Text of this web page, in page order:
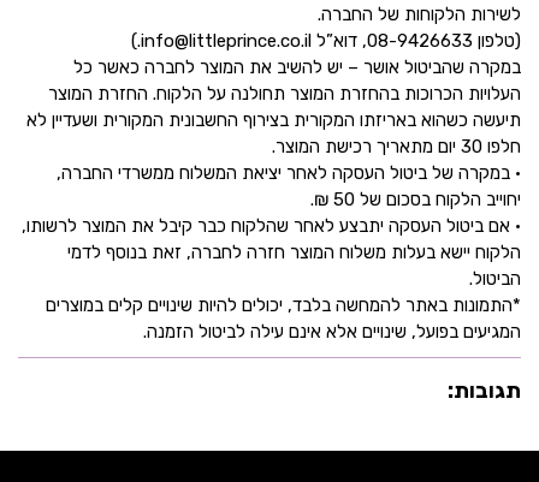
לשירות הלקוחות של החברה.
(טלפון 08-9426633, דוא”ל info@littleprince.co.il.)
במקרה שהביטול אושר – יש להשיב את המוצר לחברה כאשר כל
העלויות הכרוכות בהחזרת המוצר תחולנה על הלקוח. החזרת המוצר
תיעשה כשהוא באריזתו המקורית בצירוף החשבונית המקורית ושעדיין לא
חלפו 30 יום מתאריך רכישת המוצר.
• במקרה של ביטול העסקה לאחר יציאת המשלוח ממשרדי החברה,
יחוייב הלקוח בסכום של 50 ₪.
• אם ביטול העסקה יתבצע לאחר שהלקוח כבר קיבל את המוצר לרשותו,
הלקוח יישא בעלות משלוח המוצר חזרה לחברה, זאת בנוסף לדמי
הביטול.
*התמונות באתר להמחשה בלבד, יכולים להיות שינויים קלים במוצרים
המגיעים בפועל, שינויים אלא אינם עילה לביטול הזמנה.
תגובות: